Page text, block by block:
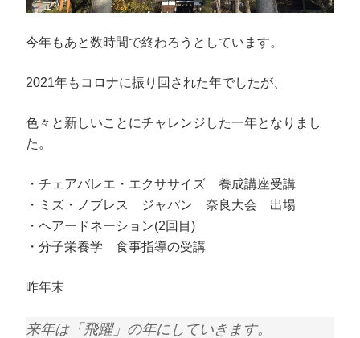
今年もあと数時間で終わろうとしています。
2021年もコロナに振り回された年でしたが、
色々と新しいことにチャレンジした一年となりまし
た。
・チェアバレエ・エクササイズ 養成講座受講
・ミズ・ノブレス ジャパン 奈良大会 出場
・ヘアードネーション(2回目)
・分子栄養学 食事指導の受講
昨年末
来年は「飛躍」の年にしていきます。